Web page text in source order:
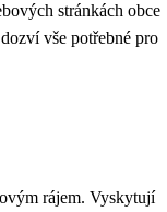
stránkách obce
vše potřebné pro
rájem. Vyskytují